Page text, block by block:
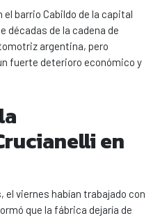
barrio Cabildo de la capital
décadas de la cadena de
argentina, pero
fuerte deterioro económico y
en
el viernes habían trabajado con
que la fábrica dejaría de